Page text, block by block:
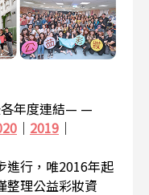
各年度連結— —
｜ 2019 ｜
進行，唯2016年起
整理公益彩妝資